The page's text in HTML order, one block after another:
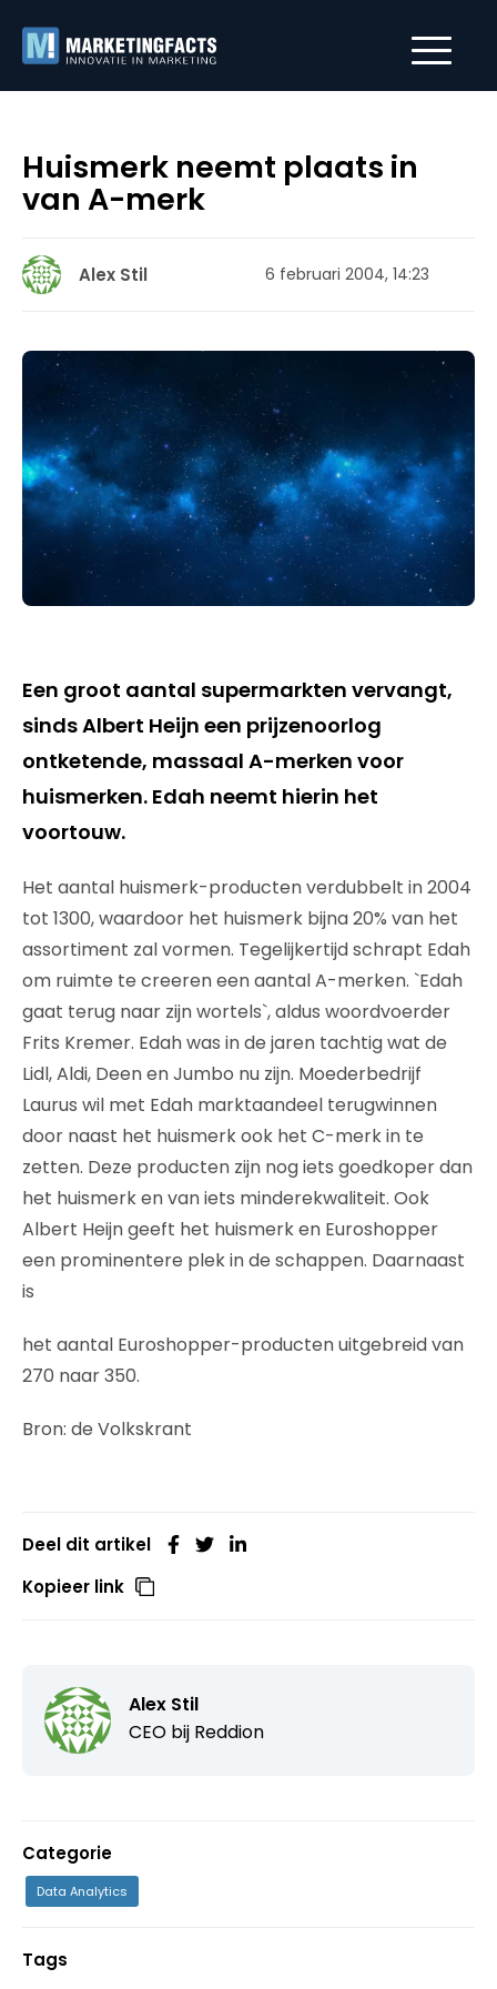
Huismerk neemt plaats in
van A-merk
Alex Stil 6 februari 2004, 14:23
Een groot aantal supermarkten vervangt,
sinds Albert Heijn een prijzenoorlog
ontketende, massaal A-merken voor
huismerken. Edah neemt hierin het
voortouw.
Het aantal huismerk-producten verdubbelt in 2004
tot 1300, waardoor het huismerk bijna 20% van het
assortiment zal vormen. Tegelijkertijd schrapt Edah
om ruimte te creeren een aantal A-merken. `Edah
gaat terug naar zijn wortels`, aldus woordvoerder
Frits Kremer. Edah was in de jaren tachtig wat de
Lidl, Aldi, Deen en Jumbo nu zijn. Moederbedrijf
Laurus wil met Edah marktaandeel terugwinnen
door naast het huismerk ook het C-merk in te
zetten. Deze producten zijn nog iets goedkoper dan
het huismerk en van iets minderekwaliteit. Ook
Albert Heijn geeft het huismerk en Euroshopper
een prominentere plek in de schappen. Daarnaast
is
het aantal Euroshopper-producten uitgebreid van
270 naar 350.
Bron: de Volkskrant
Deel dit artikel
Kopieer link
Alex Stil
CEO bij Reddion
Categorie
Data Analytics
Tags